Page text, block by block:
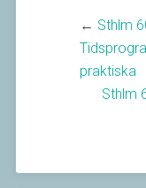
← Sthlm
praktiska
Sthlm